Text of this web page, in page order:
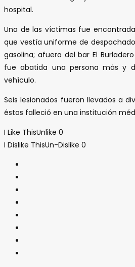
hospital.
Una de las víctimas fue
que vestía uniforme de
gasolina; afuera del bar El
fue abatida una persona más y
vehículo.
Seis lesionados fueron llevados a
éstos falleció en una institución
I Like ThisUnlike 0
I Dislike ThisUn-Dislike 0